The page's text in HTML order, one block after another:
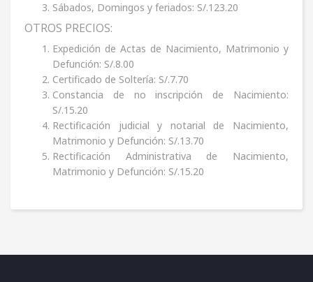
Sábados, Domingos y feriados: S/.123.20
OTROS PRECIOS:
Expedición de Actas de Nacimiento, Matrimonio y
Defunción: S/.8.00
Certificado de Soltería: S/.7.70
Constancia de no inscripción de Nacimiento:
S/.15.20
Rectificación judicial y notarial de Nacimiento,
Matrimonio y Defunción: S/.13.70
Rectificación Administrativa de Nacimiento,
Matrimonio y Defunción: S/.15.20